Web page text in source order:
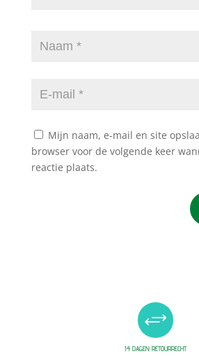
Mijn naam, e-mail en site
browser voor de volgende keer
reactie plaats.
+
14 DAGEN RETOURRECHT